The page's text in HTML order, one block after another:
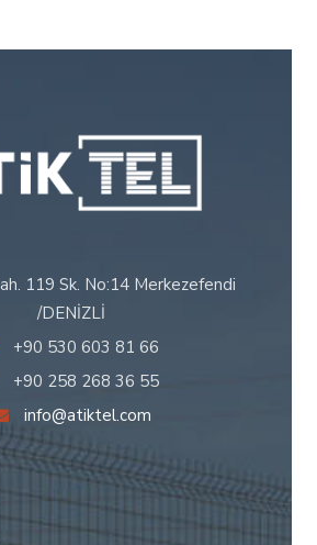
119 Sk. No:14 Merkezefendi
/DENİZLİ
+90 530 603 81 66
+90 258 268 36 55
info@atiktel.com